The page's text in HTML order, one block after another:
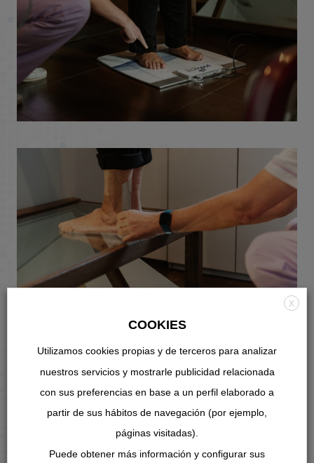
Banco de marcha con luz
polarizada
X
COOKIES
Utilizamos cookies propias y de terceros para analizar
nuestros servicios y mostrarle publicidad relacionada
con sus preferencias en base a un perfil elaborado a
partir de sus hábitos de navegación (por ejemplo,
páginas visitadas).
Puede obtener más información y configurar sus